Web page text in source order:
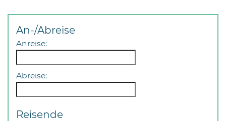
An-/Abreise
Anreise:
Abreise:
Reisende